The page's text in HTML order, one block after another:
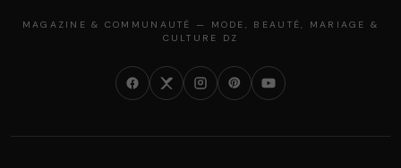
MAGAZINE & COMMUNAUTÉ — MODE, BEAUTÉ, MARIAGE &
CULTURE DZ